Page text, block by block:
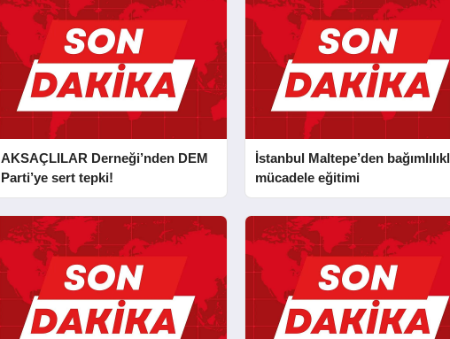
AKSAÇLILAR Derneği’nden DEM
Parti’ye sert tepki!
İstanbul Maltepe’den
mücadele eğitimi